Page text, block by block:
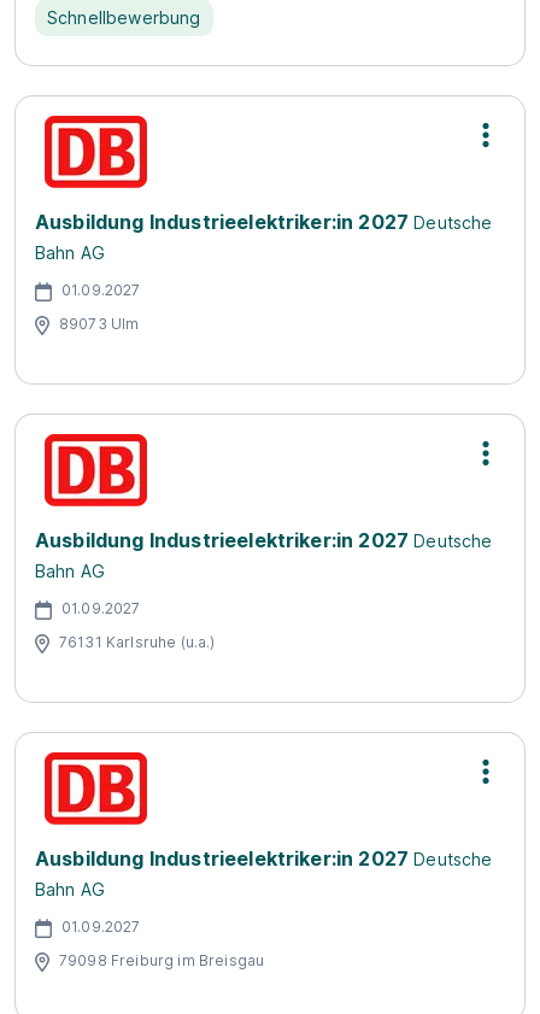
Schnellbewerbung
Ausbildung Industrieelektriker:in 2027 Deutsche
Bahn AG
01.09.2027
89073 Ulm
Ausbildung Industrieelektriker:in 2027 Deutsche
Bahn AG
01.09.2027
76131 Karlsruhe (u.a.)
Ausbildung Industrieelektriker:in 2027 Deutsche
Bahn AG
01.09.2027
79098 Freiburg im Breisgau